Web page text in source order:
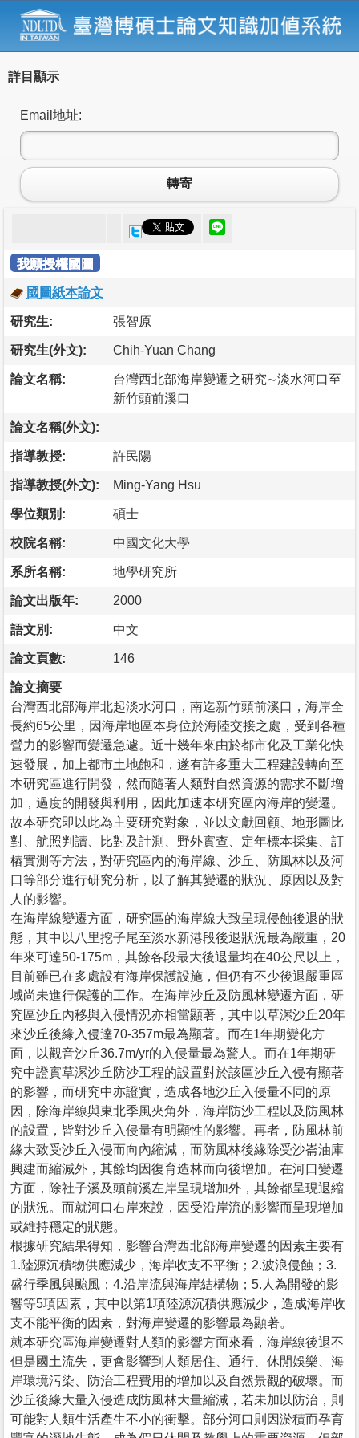
詳目顯示
Email地址:
轉寄
我願授權國圖
國圖紙本論文
研究生: 張智原
研究生(外文): Chih-Yuan Chang
論文名稱:
台灣西北部海岸變遷之研究∼淡水河口至
新竹頭前溪口
論文名稱(外文):
指導教授: 許民陽
指導教授(外文): Ming-Yang Hsu
學位類別: 碩士
校院名稱: 中國文化大學
系所名稱: 地學研究所
論文出版年: 2000
語文別: 中文
論文頁數: 146
論文摘要
台灣西北部海岸北起淡水河口，南迄新竹頭前溪口，海岸全
長約65公里，因海岸地區本身位於海陸交接之處，受到各種
營力的影響而變遷急遽。近十幾年來由於都市化及工業化快
速發展，加上都市土地飽和，遂有許多重大工程建設轉向至
本研究區進行開發，然而隨著人類對自然資源的需求不斷增
加，過度的開發與利用，因此加速本研究區內海岸的變遷。
故本研究即以此為主要研究對象，並以文獻回顧、地形圖比
對、航照判讀、比對及計測、野外實查、定年標本採集、訂
樁實測等方法，對研究區內的海岸線、沙丘、防風林以及河
口等部分進行研究分析，以了解其變遷的狀況、原因以及對
人的影響。
在海岸線變遷方面，研究區的海岸線大致呈現侵蝕後退的狀
態，其中以八里挖子尾至淡水新港段後退狀況最為嚴重，20
年來可達50-175m，其餘各段最大後退量均在40公尺以上，
目前雖已在多處設有海岸保護設施，但仍有不少後退嚴重區
域尚未進行保護的工作。在海岸沙丘及防風林變遷方面，研
究區沙丘內移與入侵情況亦相當顯著，其中以草漯沙丘20年
來沙丘後緣入侵達70-357m最為顯著。而在1年期變化方
面，以觀音沙丘36.7m/yr的入侵量最為驚人。而在1年期研
究中證實草漯沙丘防沙工程的設置對於該區沙丘入侵有顯著
的影響，而研究中亦證實，造成各地沙丘入侵量不同的原
因，除海岸線與東北季風夾角外，海岸防沙工程以及防風林
的設置，皆對沙丘入侵量有明顯性的影響。再者，防風林前
緣大致受沙丘入侵而向內縮減，而防風林後緣除受沙崙油庫
興建而縮減外，其餘均因復育造林而向後增加。在河口變遷
方面，除社子溪及頭前溪左岸呈現增加外，其餘都呈現退縮
的狀況。而就河口右岸來說，因受沿岸流的影響而呈現增加
或維持穩定的狀態。
根據研究結果得知，影響台灣西北部海岸變遷的因素主要有
1.陸源沉積物供應減少，海岸收支不平衡；2.波浪侵蝕；3.
盛行季風與颱風；4.沿岸流與海岸結構物；5.人為開發的影
響等5項因素，其中以第1項陸源沉積供應減少，造成海岸收
支不能平衡的因素，對海岸變遷的影響最為顯著。
就本研究區海岸變遷對人類的影響方面來看，海岸線後退不
但是國土流失，更會影響到人類居住、通行、休閒娛樂、海
岸環境污染、防治工程費用的增加以及自然景觀的破壞。而
沙丘後緣大量入侵造成防風林大量縮減，若未加以防治，則
可能對人類生活產生不小的衝擊。部分河口則因淤積而孕育